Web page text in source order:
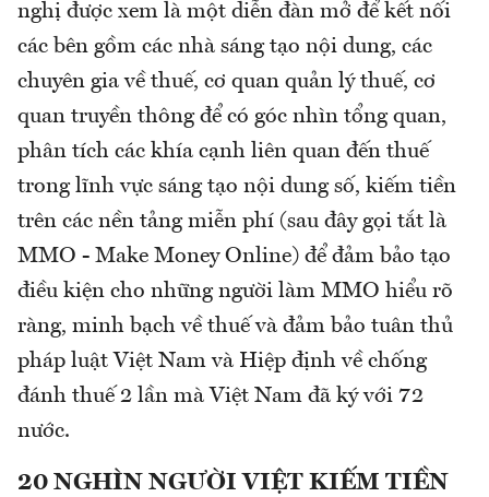
nghị được xem là một diễn đàn mở để kết nối
các bên gồm các nhà sáng tạo nội dung, các
chuyên gia về thuế, cơ quan quản lý thuế, cơ
quan truyền thông để có góc nhìn tổng quan,
phân tích các khía cạnh liên quan đến thuế
trong lĩnh vực sáng tạo nội dung số, kiếm tiền
trên các nền tảng miễn phí (sau đây gọi tắt là
MMO - Make Money Online) để đảm bảo tạo
điều kiện cho những người làm MMO hiểu rõ
ràng, minh bạch về thuế và đảm bảo tuân thủ
pháp luật Việt Nam và Hiệp định về chống
đánh thuế 2 lần mà Việt Nam đã ký với 72
nước.
20 NGHÌN NGƯỜI VIỆT KIẾM TIỀN